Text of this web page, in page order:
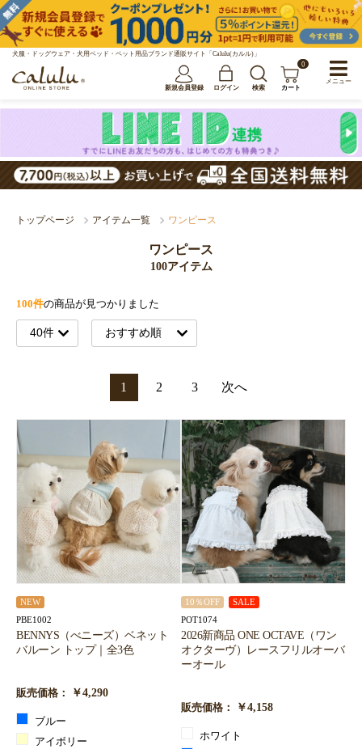
犬服・ドッグウェア・犬用ベッド・ペット用品ブランド通販サイト「Calulu(カルル)」
新規会員登録 ログイン 検索
0
カート
トップページ アイテム一覧 ワンピース
ワンピース
100アイテム
100件の商品が見つかりました
1 2 3 次へ
NEW
PBE1002
BENNYS（べニーズ）ベネット
バルーン トップ｜全3色
販売価格： ￥4,290
ブルー
アイボリー
10％OFF SALE
POT1074
2026新商品 ONE OCTAVE（ワン
オクターヴ）レースフリルオーバ
ーオール
販売価格： ￥4,158
ホワイト
メニュー